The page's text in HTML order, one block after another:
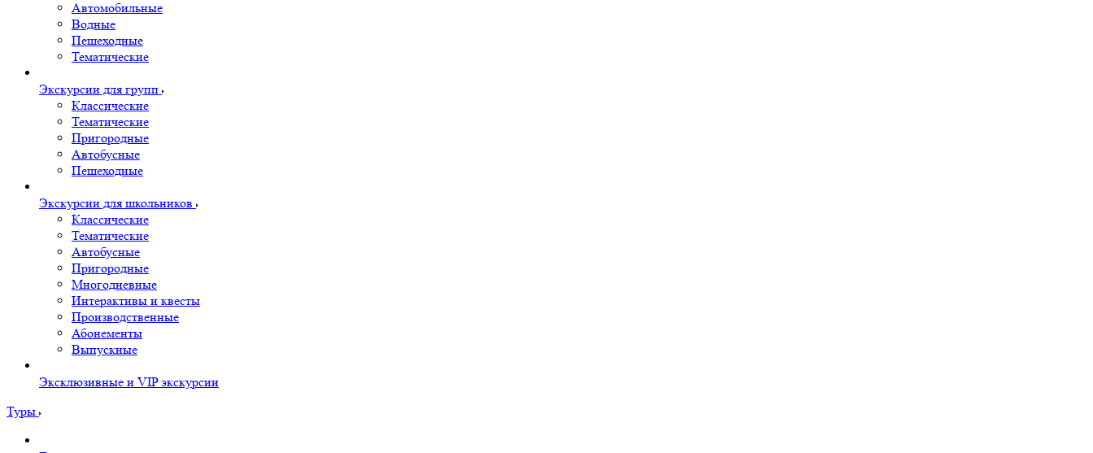
Автомобильные
Водные
Пешеходные
Тематические
Экскурсии для групп
Классические
Тематические
Пригородные
Автобусные
Пешеходные
Экскурсии для школьников
Классические
Тематические
Автобусные
Пригородные
Многодневные
Интерактивы и квесты
Производственные
Абонементы
Выпускные
Эксклюзивные и VIP экскурсии
Туры